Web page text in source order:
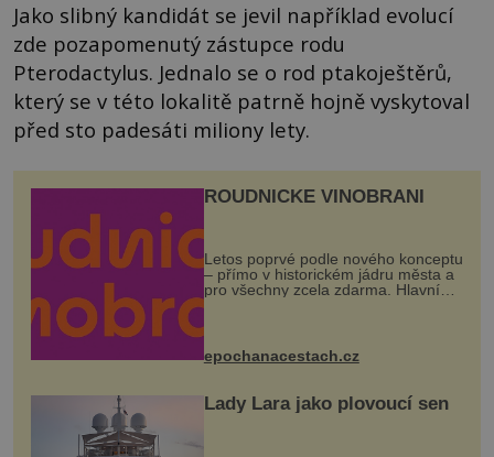
Jako slibný kandidát se jevil například evolucí
zde pozapomenutý zástupce rodu
Pterodactylus. Jednalo se o rod ptakoještěrů,
který se v této lokalitě patrně hojně vyskytoval
před sto padesáti miliony lety.
ROUDNICKÉ VINOBRANÍ
Letos poprvé podle nového konceptu
– přímo v historickém jádru města a
pro všechny zcela zdarma. Hlavní
program se odehraje na Karlově a
mohou těšit na víno, burčák, pes...
epochanacestach.cz
Lady Lara jako plovoucí sen